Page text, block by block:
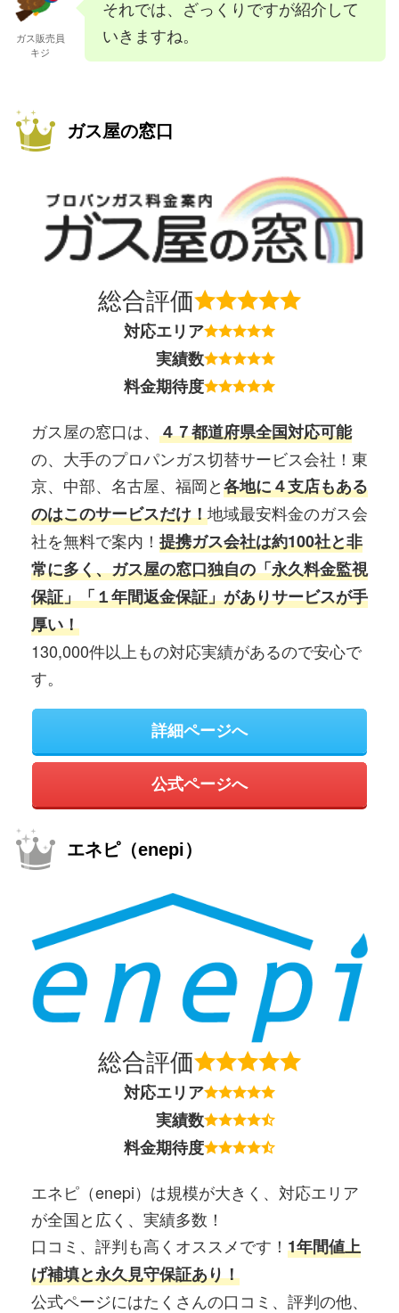
ガス販売員
キジ
それでは、ざっくりですが紹介して
いきますね。
ガス屋の窓口
総合評価
対応エリア
実績数
料金期待度
ガス屋の窓口は、 ４７都道府県全国対応可能
の、大手のプロパンガス切替サービス会社！東
京、中部、名古屋、福岡と各地に４支店もある
のはこのサービスだけ！地域最安料金のガス会
社を無料で案内！ 提携ガス会社は約100社と非
常に多く、ガス屋の窓口独自の「永久料金監視
保証」「１年間返金保証」がありサービスが手
厚い！
130,000件以上もの対応実績があるので安心で
す。
詳細ページへ
公式ページへ
エネピ（enepi）
総合評価
対応エリア
実績数
料金期待度
エネピ（enepi）は規模が大きく、対応エリア
が全国と広く、実績多数！
口コミ、評判も高くオススメです！ 1年間値上
げ補填と永久見守保証あり！
公式ページにはたくさんの口コミ、評判の他、